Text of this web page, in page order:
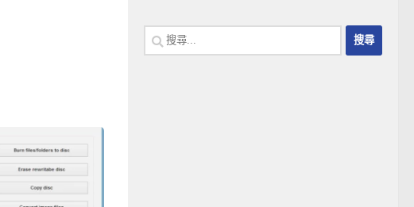
搜
尋